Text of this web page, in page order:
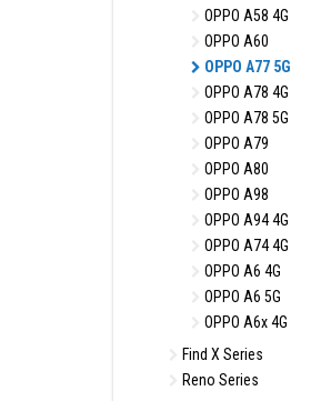
OPPO A58 4G
OPPO A60
OPPO A77 5G
OPPO A78 4G
OPPO A78 5G
OPPO A79
OPPO A80
OPPO A98
OPPO A94 4G
OPPO A74 4G
OPPO A6 4G
OPPO A6 5G
OPPO A6x 4G
Find X Series
Reno Series